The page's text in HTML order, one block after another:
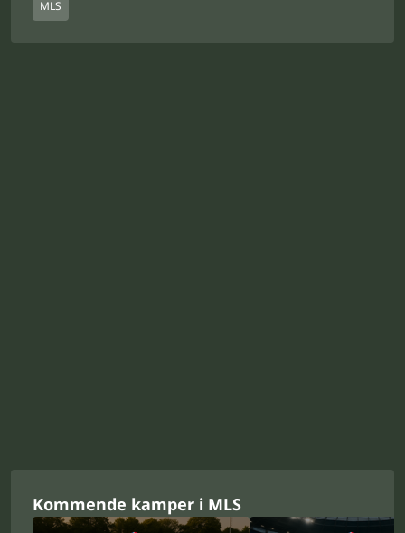
MLS
Kommende kamper i MLS